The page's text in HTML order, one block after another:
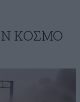
ΚΟΣΜΟ